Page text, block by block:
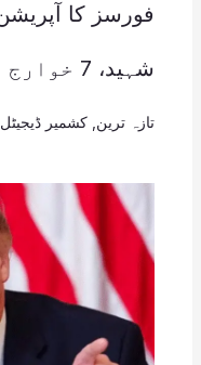
فورسز کا
شہید، 7 خوارج ہلاک
تازہ ترین کشمیر ڈیجیٹل